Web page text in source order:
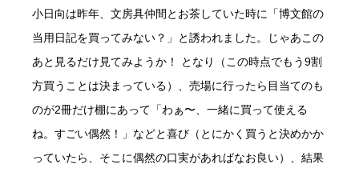
小日向は昨年、文房具仲間とお茶していた時に「博文館の
当用日記を買ってみない？」と誘われました。じゃあこの
あと見るだけ見てみようか！ となり（この時点でもう9割
方買うことは決まっている）、売場に行ったら目当てのも
のが2冊だけ棚にあって「わぁ〜、一緒に買って使える
ね。すごい偶然！」などと喜び（とにかく買うと決めかか
っていたら、そこに偶然の口実があればなお良い）、結果